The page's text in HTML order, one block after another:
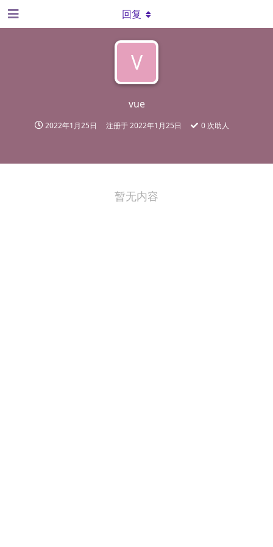
V
vue
2022年1月25日 注册于2022年1月25日 0 次助人
回复
暂无内容